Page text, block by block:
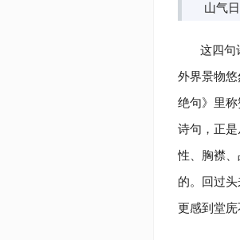
山气
这四句
外界景物
绝句》里
诗句，正
性、胸襟
的。回过
更感到堂庑